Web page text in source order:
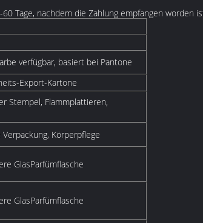
Tage, nachdem die Zahlung empfangen worden
verfügbar, basiert bei Pantone
Export-Kartone
Stempel, Flammplattieren,
Körperpflege
GlasParfümflasche
GlasParfümflasche